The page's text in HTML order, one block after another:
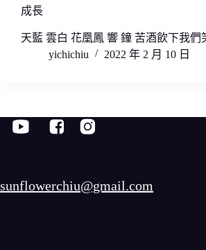
成長
天藍 雲白 花凰鳳 響 鐘 苦酒飲下我
yichichiu
2022 年 2 月 10 日
sunflowerchiu@gmail.com